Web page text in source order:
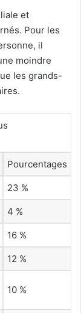
et
Pour les
il
moindre
les grands-
Pourcentages
23 %
4 %
16 %
12 %
10 %